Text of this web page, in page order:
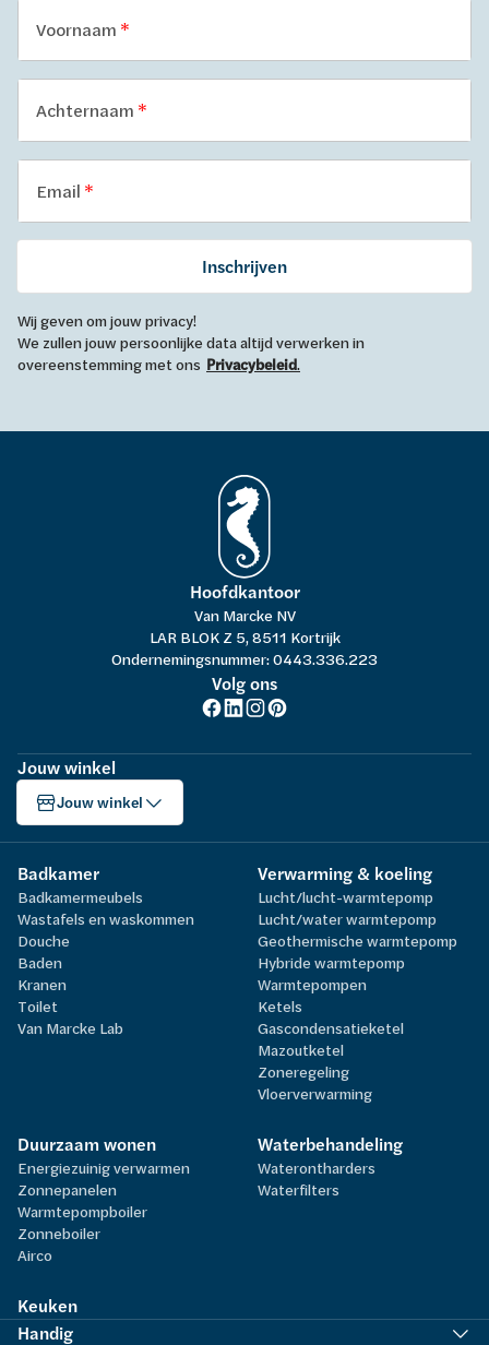
Voornaam
Achternaam
Email
Inschrijven
Wij geven om jouw privacy!
We zullen jouw persoonlijke data altijd verwerken in
overeenstemming met ons Privacybeleid.
Hoofdkantoor
Van Marcke NV
LAR BLOK Z 5, 8511 Kortrijk
Ondernemingsnummer: 0443.336.223
Volg ons
Jouw winkel
Jouw winkel
Badkamer
Badkamermeubels
Wastafels en waskommen
Douche
Baden
Kranen
Toilet
Van Marcke Lab
Verwarming & koeling
Lucht/lucht-warmtepomp
Lucht/water warmtepomp
Geothermische warmtepomp
Hybride warmtepomp
Warmtepompen
Ketels
Gascondensatieketel
Mazoutketel
Zoneregeling
Vloerverwarming
Duurzaam wonen
Energiezuinig verwarmen
Zonnepanelen
Warmtepompboiler
Zonneboiler
Airco
Waterbehandeling
Waterontharders
Waterfilters
Keuken
Handig